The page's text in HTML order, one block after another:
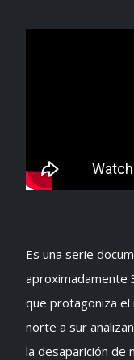
Es una serie
aproximadamente
que protagoniza el
norte a sur
la desaparición de